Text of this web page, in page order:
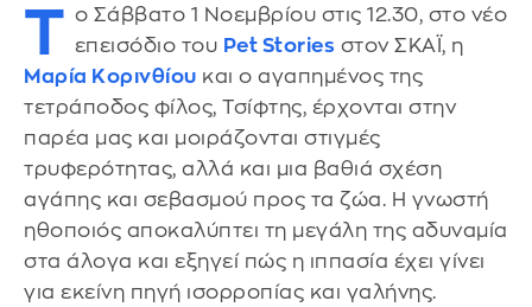
Τ ο Σάββατο 1 Νοεμβρίου στις 12.30, στο νέο
επεισόδιο του Pet Stories στον ΣΚΑΪ, η
Μαρία Κορινθίου και ο αγαπημένος της
τετράποδος φίλος, Τσίφτης, έρχονται στην
παρέα μας και μοιράζονται στιγμές
τρυφερότητας, αλλά και μια βαθιά σχέση
αγάπης και σεβασμού προς τα ζώα. Η γνωστή
ηθοποιός αποκαλύπτει τη μεγάλη της αδυναμία
στα άλογα και εξηγεί πώς η ιππασία έχει γίνει
για εκείνη πηγή ισορροπίας και γαλήνης.